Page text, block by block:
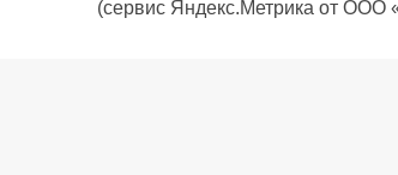
(сервис Яндекс.Метрика от ООО